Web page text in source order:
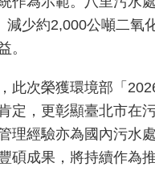
減少約2,000公噸二氧
。
此次榮獲環境部「
定，更彰顯臺北市在
理經驗亦為國內污水
碩成果，將持續作為